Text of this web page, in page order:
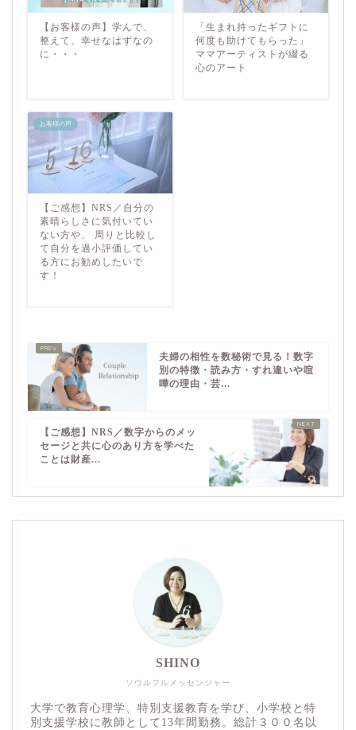
【お客様の声】学んで、
整えて、幸せなはずなの
に・・・
「生まれ持ったギフトに
何度も助けてもらった」
ママアーティストが綴る
心のアート
お客様の声
【ご感想】NRS／自分の
素晴らしさに気付いてい
ない方や、 周りと比較し
て自分を過小評価してい
る方にお勧めしたいで
す！
夫婦の相性を数秘術で見る！数字
別の特徴・読み方・すれ違いや喧
嘩の理由・芸...
【ご感想】NRS／数字からのメッ
セージと共に心のあり方を学べた
ことは財産...
ソウルフルメッセンジャー
SHINO
大学で教育心理学、特別支援教育を学び、小学校と特
別支援学校に教師として13年間勤務。総計３００名以